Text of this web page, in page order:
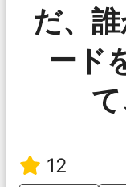
だ、
ード
て
12